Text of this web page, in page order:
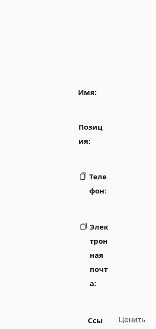
Имя:
Позиц
ия:
Теле
фон:
Элек
трон
ная
почт
а:
Ссы
Ценить